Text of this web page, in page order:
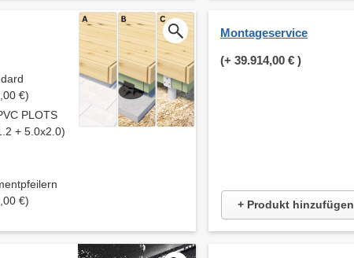
€)
PLOTS
+ 5.0x2.0)
€)
Montageservice
(+ 39.914,00 € )
+ Produkt hinzufügen